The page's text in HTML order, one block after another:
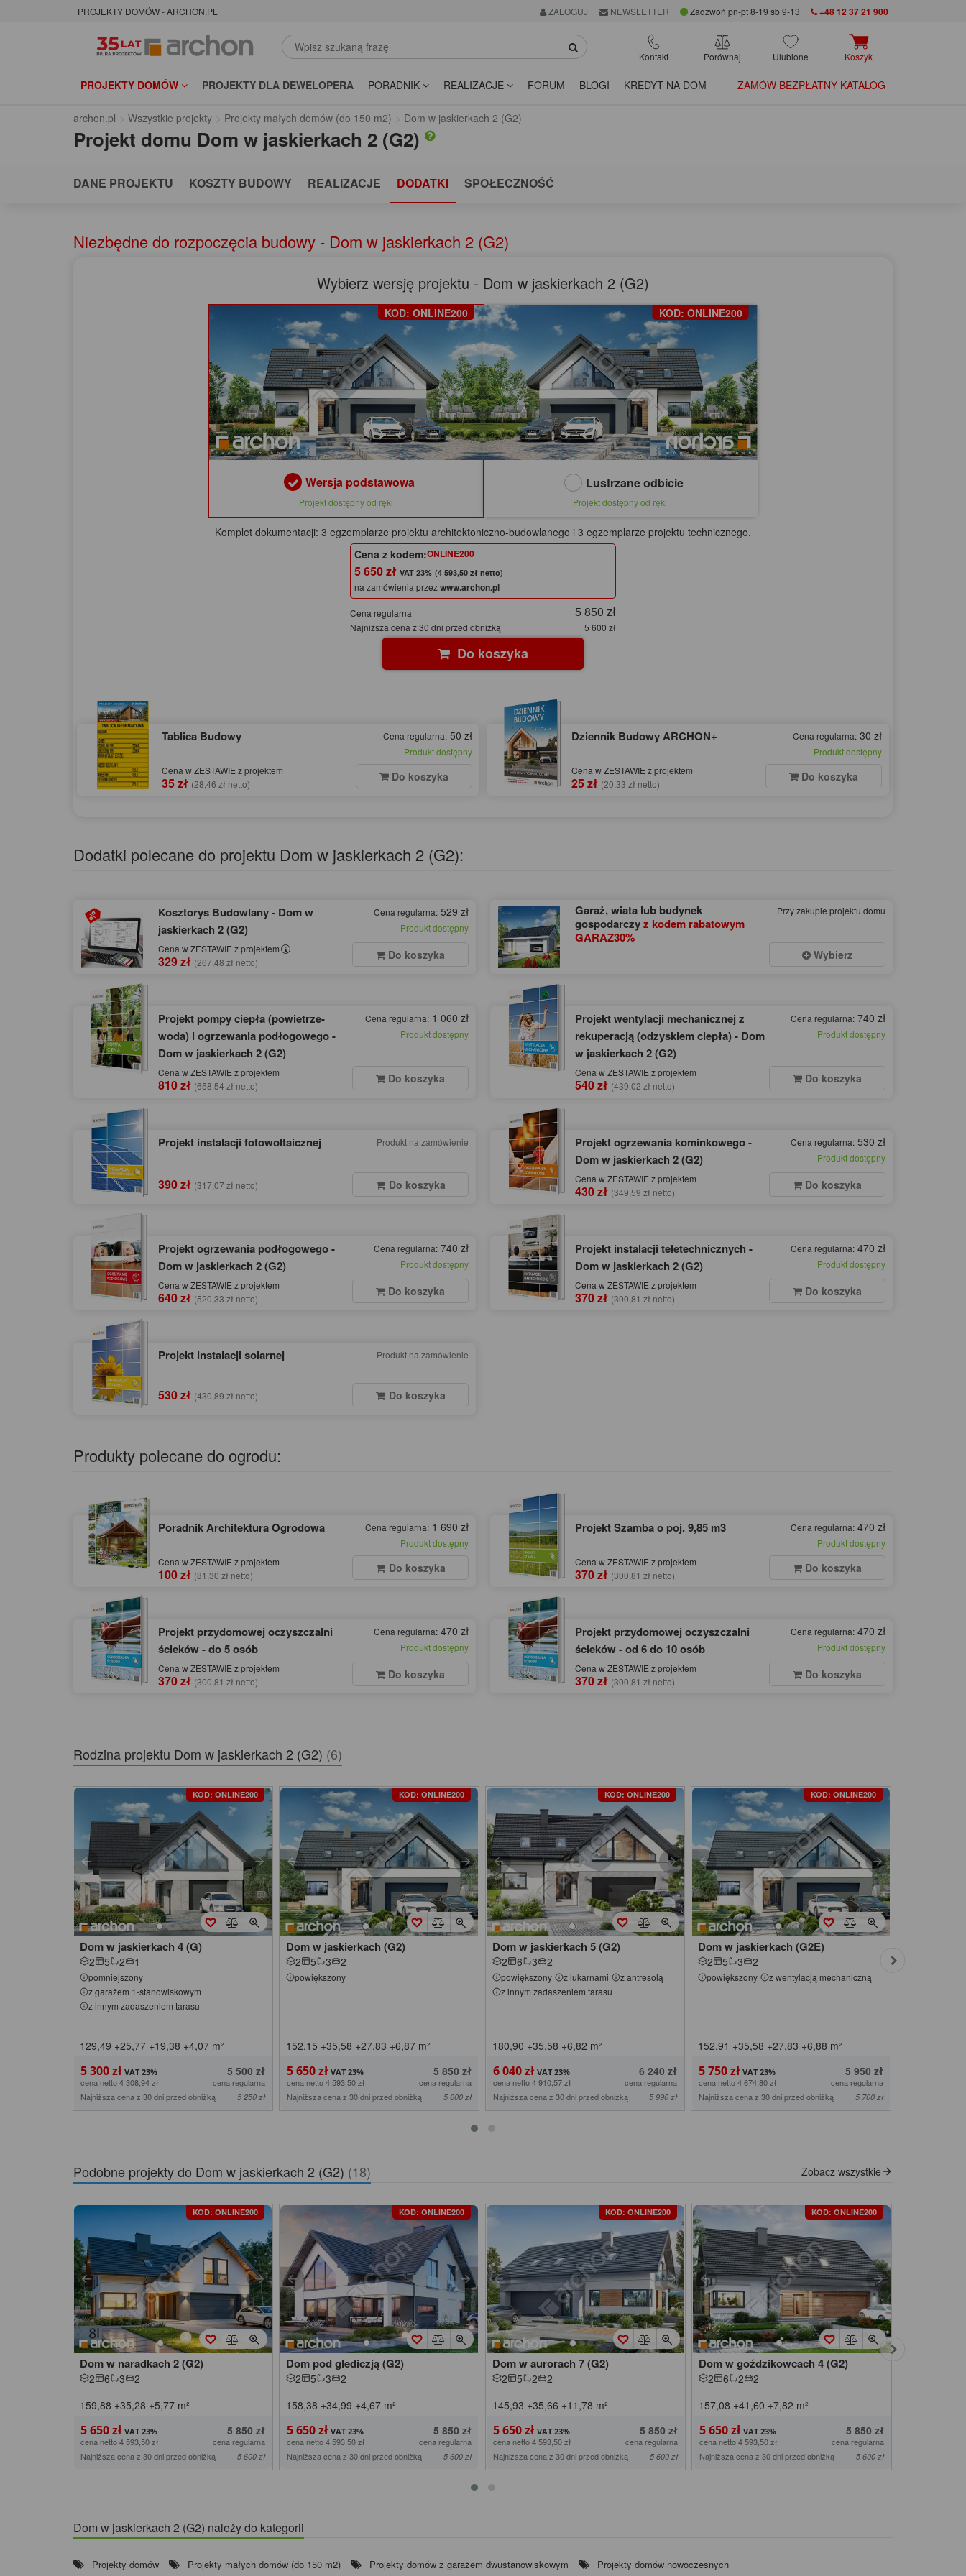
PROJEKTY DOMÓW - ARCHON.PL ZALOGUJ NEWSLETTER Zadzwoń pn-pt 8-19 sb 9-13 +48 12 37 21 900
Kontakt Porównaj Ulubione Koszyk
PROJEKTY DOMÓW PROJEKTY DLA DEWELOPERA PORADNIK REALIZACJE FORUM BLOGI KREDYT NA DOM ZAMÓW BEZPŁATNY KATALOG
archon.pl Wszystkie projekty Projekty małych domów (do 150 m2) Dom w jaskierkach 2 (G2)
Projekt domu Dom w jaskierkach 2 (G2)
DANE PROJEKTU KOSZTY BUDOWY REALIZACJE DODATKI SPOŁECZNOŚĆ
Niezbędne do rozpoczęcia budowy - Dom w jaskierkach 2 (G2)
Wybierz wersję projektu - Dom w jaskierkach 2 (G2)
KOD: ONLINE200
Wersja podstawowa
Projekt dostępny od ręki
KOD: ONLINE200
Lustrzane odbicie
Projekt dostępny od ręki
Komplet dokumentacji: 3 egzemplarze projektu architektoniczno-budowlanego i 3 egzemplarze projektu technicznego.
Cena z kodem:ONLINE200
5 650 zł (4 593,50 zł netto)
na zamówienia przezwww.archon.pl
Cena regularna 5 850 zł
Najniższa cena z 30 dni przed obniżką 5 600 zł
Do koszyka
Tablica Budowy
Cena w ZESTAWIE z projektem
35 zł (28,46 zł netto)
Cena regularna: 50 zł
Produkt dostępny
Do koszyka
Dziennik Budowy ARCHON+
Cena w ZESTAWIE z projektem
25 zł (20,33 zł netto)
Cena regularna: 30 zł
Produkt dostępny
Do koszyka
Dodatki polecane do projektu Dom w jaskierkach 2 (G2):
Kosztorys Budowlany - Dom w
jaskierkach 2 (G2)
Cena w ZESTAWIE z projektem
329 zł (267,48 zł netto)
Cena regularna: 529 zł
Produkt dostępny
Do koszyka
Garaż, wiata lub budynek
gospodarczyz kodem rabatowym
GARAZ30%
Przy zakupie projektu domu
Wybierz
Projekt pompy ciepła (powietrze-
woda) i ogrzewania podłogowego -
Dom w jaskierkach 2 (G2)
Cena w ZESTAWIE z projektem
810 zł (658,54 zł netto)
Cena regularna: 1 060 zł
Produkt dostępny
Do koszyka
Projekt wentylacji mechanicznej z
rekuperacją (odzyskiem ciepła) - Dom
w jaskierkach 2 (G2)
Cena w ZESTAWIE z projektem
540 zł (439,02 zł netto)
Cena regularna: 740 zł
Produkt dostępny
Do koszyka
Projekt instalacji fotowoltaicznej
390 zł (317,07 zł netto)
Produkt na zamówienie
Do koszyka
Projekt ogrzewania kominkowego -
Dom w jaskierkach 2 (G2)
Cena w ZESTAWIE z projektem
430 zł (349,59 zł netto)
Cena regularna: 530 zł
Produkt dostępny
Do koszyka
Projekt ogrzewania podłogowego -
Dom w jaskierkach 2 (G2)
Cena w ZESTAWIE z projektem
640 zł (520,33 zł netto)
Cena regularna: 740 zł
Produkt dostępny
Do koszyka
Projekt instalacji teletechnicznych -
Dom w jaskierkach 2 (G2)
Cena w ZESTAWIE z projektem
370 zł (300,81 zł netto)
Cena regularna: 470 zł
Produkt dostępny
Do koszyka
Projekt instalacji solarnej
530 zł (430,89 zł netto)
Produkt na zamówienie
Do koszyka
Produkty polecane do ogrodu:
Poradnik Architektura Ogrodowa
Cena w ZESTAWIE z projektem
100 zł (81,30 zł netto)
Cena regularna: 1 690 zł
Produkt dostępny
Do koszyka
Projekt Szamba o poj. 9,85 m3
Cena w ZESTAWIE z projektem
370 zł (300,81 zł netto)
Cena regularna: 470 zł
Produkt dostępny
Do koszyka
Projekt przydomowej oczyszczalni
ścieków - do 5 osób
Cena w ZESTAWIE z projektem
370 zł (300,81 zł netto)
Cena regularna: 470 zł
Produkt dostępny
Do koszyka
Projekt przydomowej oczyszczalni
ścieków - od 6 do 10 osób
Cena w ZESTAWIE z projektem
370 zł (300,81 zł netto)
Cena regularna: 470 zł
Produkt dostępny
Do koszyka
Rodzina projektu Dom w jaskierkach 2 (G2) (6)
KOD: ONLINE200
Dom w jaskierkach 4 (G)
2 5 2 1
pomniejszony
z garażem 1-stanowiskowym
z innym zadaszeniem tarasu
129,49 +25,77 +19,38 +4,07 m²
5 300 zł 5 500 zł
cena netto 4 308,94 zł
cena regularna
Najniższa cena z 30 dni przed obniżką
5 250 zł
KOD: ONLINE200
Dom w jaskierkach (G2)
2 5 3 2
powiększony
152,15 +35,58 +27,83 +6,87 m²
5 650 zł 5 850 zł
cena netto 4 593,50 zł
cena regularna
Najniższa cena z 30 dni przed obniżką
5 600 zł
KOD: ONLINE200
Dom w jaskierkach 5 (G2)
2 6 3 2
powiększony z lukarnami
z antresolą
z innym zadaszeniem tarasu
180,90 +35,58 +6,82 m²
6 040 zł 6 240 zł
cena netto 4 910,57 zł
cena regularna
Najniższa cena z 30 dni przed obniżką
5 990 zł
KOD: ONLINE200
Dom w jaskierkach (G2E)
2 5 3 2
powiększony z wentylacją mechaniczną
152,91 +35,58 +27,83 +6,88 m²
5 750 zł 5 950 zł
cena netto 4 674,80 zł
cena regularna
Najniższa cena z 30 dni przed obniżką
5 700 zł
Podobne projekty do Dom w jaskierkach 2 (G2) (18) Zobacz wszystkie
KOD: ONLINE200
Dom w naradkach 2 (G2)
2 6 3
2
159,88 +35,28 +5,77 m²
5 650 zł 5 850 zł
cena netto 4 593,50 zł
cena regularna
Najniższa cena z 30 dni przed obniżką
5 600 zł
KOD: ONLINE200
Dom pod glediczją (G2)
2 5 3
2
158,38 +34,99 +4,67 m²
5 650 zł 5 850 zł
cena netto 4 593,50 zł
cena regularna
Najniższa cena z 30 dni przed obniżką
5 600 zł
KOD: ONLINE200
Dom w aurorach 7 (G2)
2 5 2
2
145,93 +35,66 +11,78 m²
5 650 zł 5 850 zł
cena netto 4 593,50 zł
cena regularna
Najniższa cena z 30 dni przed obniżką
5 600 zł
KOD: ONLINE200
Dom w goździkowcach 4 (G2)
2 6 2
2
157,08 +41,60 +7,82 m²
5 650 zł 5 850 zł
cena netto 4 593,50 zł
cena regularna
Najniższa cena z 30 dni przed obniżką
5 600 zł
Dom w jaskierkach 2 (G2) należy do kategorii
Projekty domów Projekty małych domów (do 150 m2) Projekty domów z garażem dwustanowiskowym Projekty domów nowoczesnych